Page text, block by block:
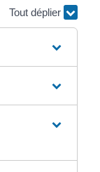
Tout déplier